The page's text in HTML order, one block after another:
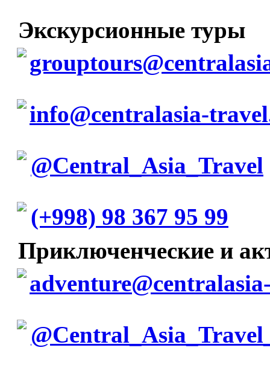
Экскурсионные туры
info@centralasia-
@Central_Asia_Travel
(+998) 98 367 95 99
Приключенческие и